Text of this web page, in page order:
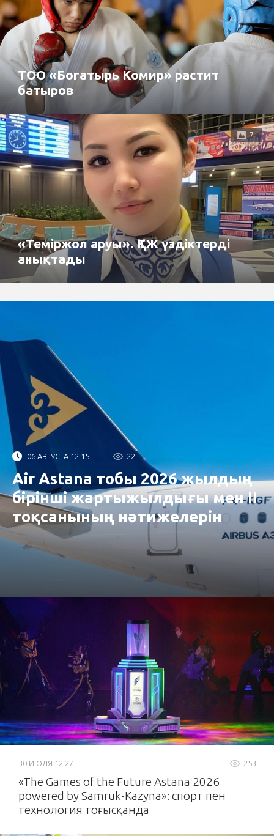
ТОО «Богатырь Комир» растит
батыров
7
«Теміржол аруы». ҚТЖ үздіктерді
анықтады
06 АВГУСТА 12:15 22
Air Astana тобы 2026 жылдың
бірінші жартыжылдығы мен II
тоқсанының нәтижелерін
жариялады
253
30 ИЮЛЯ 12:27
«The Games of the Future Astana 2026
powered by Samruk-Kazyna»: спорт пен
технология тоғысқанда